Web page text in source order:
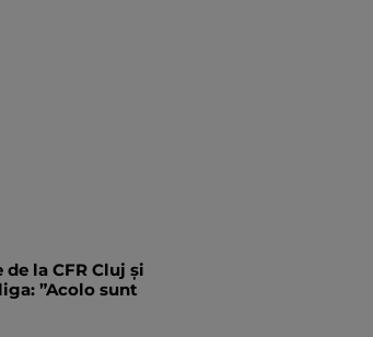
la CFR Cluj și
”Acolo sunt